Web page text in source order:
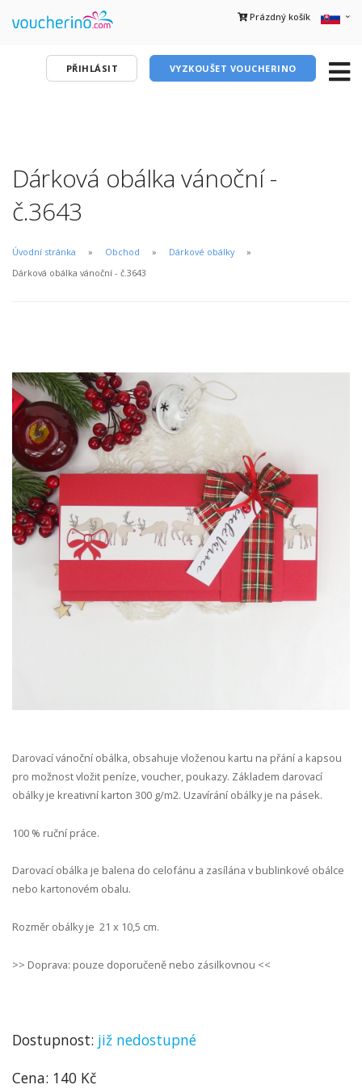
Prázdný košík
PŘIHLÁSIT VYZKOUŠET VOUCHERINO
Dárková obálka vánoční -
č.3643
Úvodní stránka Obchod
Dárkové obálky
Dárková obálka vánoční - č.3643
Darovací vánoční obálka, obsahuje vloženou kartu na přání a kapsou
pro možnost vložit peníze, voucher, poukazy. Základem darovací
obálky je kreativní karton 300 g/m2. Uzavírání obálky je na pásek.
100 % ruční práce.
Darovací obálka je balena do celofánu a zasílána v bublinkové obálce
nebo kartonovém obalu.
Rozměr obálky je 21 x 10,5 cm.
>> Doprava: pouze doporučeně nebo zásilkovnou <<
Dostupnost: již nedostupné
Cena: 140 Kč